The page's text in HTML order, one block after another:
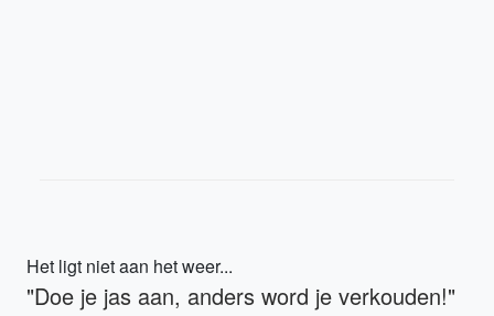
Het ligt niet aan het weer...
"Doe je jas aan, anders word je verkouden!"